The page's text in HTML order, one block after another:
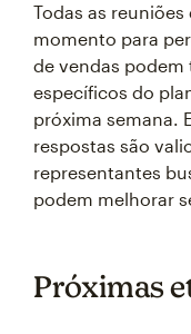
Todas as
momento para
de vendas podem
específicos do
próxima semana.
respostas são
representantes
podem melhorar
Próximas